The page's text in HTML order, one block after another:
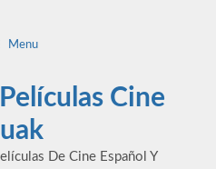
Menu
Cine
De Cine Español Y